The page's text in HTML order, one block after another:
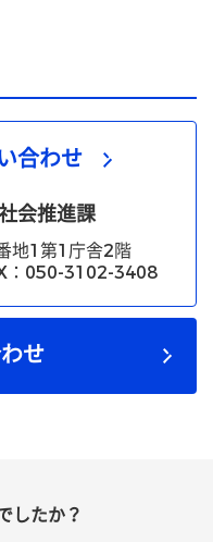
合わせ
会推進課
地1第1庁舎2階
050-3102-3408
せ
したか？